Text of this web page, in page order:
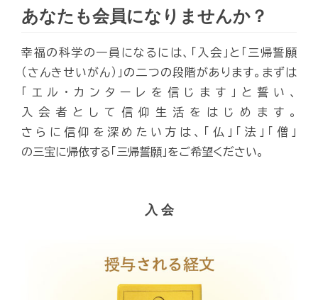
あなたも会員になりませんか？
幸福の科学の一員になるには、「入会」と「三帰誓願
（さんきせいがん）」の二つの段階があります。まずは
「エル・カンターレを信じます」と誓い、
入会者として信仰生活をはじめます。
さらに信仰を深めたい方は、「仏」「法」「僧」
の三宝に帰依する「三帰誓願」をご希望ください。
入 会